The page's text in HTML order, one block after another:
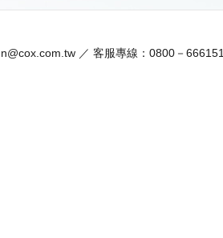
／ 客服專線：0800－666151